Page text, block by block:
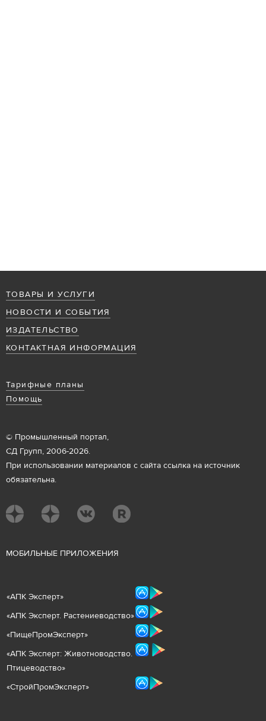
ТОВАРЫ И УСЛУГИ
НОВОСТИ И СОБЫТИЯ
ИЗДАТЕЛЬСТВО
КОНТАКТНАЯ ИНФОРМАЦИЯ
Тарифные планы
Помощь
© Промышленный портал,
СД Групп, 2006-2026.
При использовании материалов с сайта ссылка на источник
обязательна.
МОБИЛЬНЫЕ ПРИЛОЖЕНИЯ
«АПК Эксперт»
«АПК Эксперт. Растениеводство»
«ПищеПромЭксперт»
«АПК Эксперт: Животноводство.
Птицеводство»
«СтройПромЭксперт»